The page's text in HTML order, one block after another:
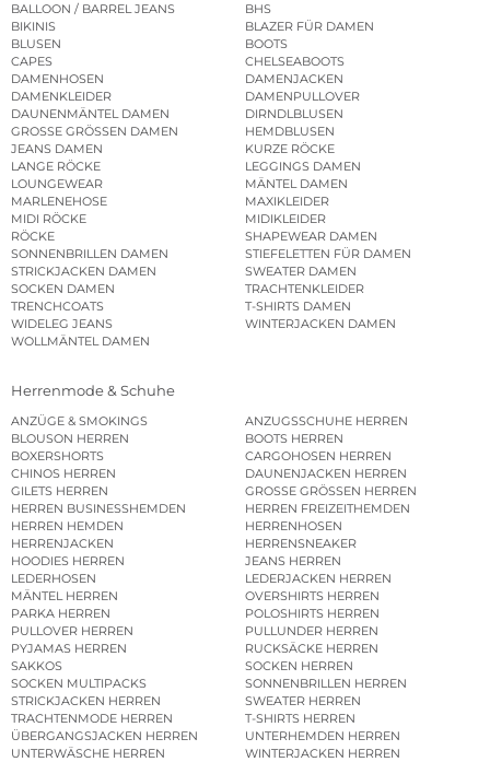
BALLOON / BARREL JEANS
BHS
BIKINIS
BLAZER FÜR DAMEN
BLUSEN
BOOTS
CAPES
CHELSEABOOTS
DAMENHOSEN
DAMENJACKEN
DAMENKLEIDER
DAMENPULLOVER
DAUNENMÄNTEL DAMEN
DIRNDLBLUSEN
GROSSE GRÖSSEN DAMEN
HEMDBLUSEN
JEANS DAMEN
KURZE RÖCKE
LANGE RÖCKE
LEGGINGS DAMEN
LOUNGEWEAR
MÄNTEL DAMEN
MARLENEHOSE
MAXIKLEIDER
MIDI RÖCKE
MIDIKLEIDER
RÖCKE
SHAPEWEAR DAMEN
SONNENBRILLEN DAMEN
STIEFELETTEN FÜR DAMEN
STRICKJACKEN DAMEN
SWEATER DAMEN
SOCKEN DAMEN
TRACHTENKLEIDER
TRENCHCOATS
T-SHIRTS DAMEN
WIDELEG JEANS
WINTERJACKEN DAMEN
WOLLMÄNTEL DAMEN
Herrenmode & Schuhe
ANZÜGE & SMOKINGS
ANZUGSSCHUHE HERREN
BLOUSON HERREN
BOOTS HERREN
BOXERSHORTS
CARGOHOSEN HERREN
CHINOS HERREN
DAUNENJACKEN HERREN
GILETS HERREN
GROSSE GRÖSSEN HERREN
HERREN BUSINESSHEMDEN
HERREN FREIZEITHEMDEN
HERREN HEMDEN
HERRENHOSEN
HERRENJACKEN
HERRENSNEAKER
HOODIES HERREN
JEANS HERREN
LEDERHOSEN
LEDERJACKEN HERREN
MÄNTEL HERREN
OVERSHIRTS HERREN
PARKA HERREN
POLOSHIRTS HERREN
PULLOVER HERREN
PULLUNDER HERREN
PYJAMAS HERREN
RUCKSÄCKE HERREN
SAKKOS
SOCKEN HERREN
SOCKEN MULTIPACKS
SONNENBRILLEN HERREN
STRICKJACKEN HERREN
SWEATER HERREN
TRACHTENMODE HERREN
T-SHIRTS HERREN
ÜBERGANGSJACKEN HERREN
UNTERHEMDEN HERREN
UNTERWÄSCHE HERREN
WINTERJACKEN HERREN